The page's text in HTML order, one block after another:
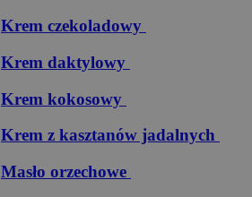
Krem czekoladowy
Krem daktylowy
Krem kokosowy
Krem z kasztanów jadalnych
Masło orzechowe